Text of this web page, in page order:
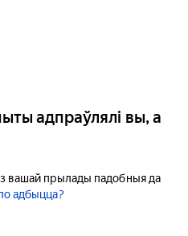
адпраўлялі вы, а
вашай прылады падобныя да
адбыцца?